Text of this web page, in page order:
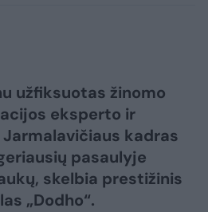
užfiksuotas žinomo
eksperto ir
kadras
pasaulyje
skelbia prestižinis
„Dodho“.